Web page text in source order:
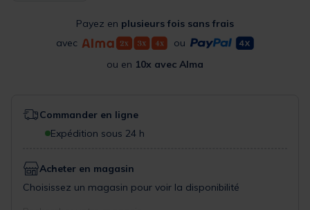
Payez en plusieurs fois sans frais
avec
ou
ou en 10x avec Alma
Commander en ligne
Expédition sous 24 h
Acheter en magasin
Choisissez un magasin pour voir la disponibilité